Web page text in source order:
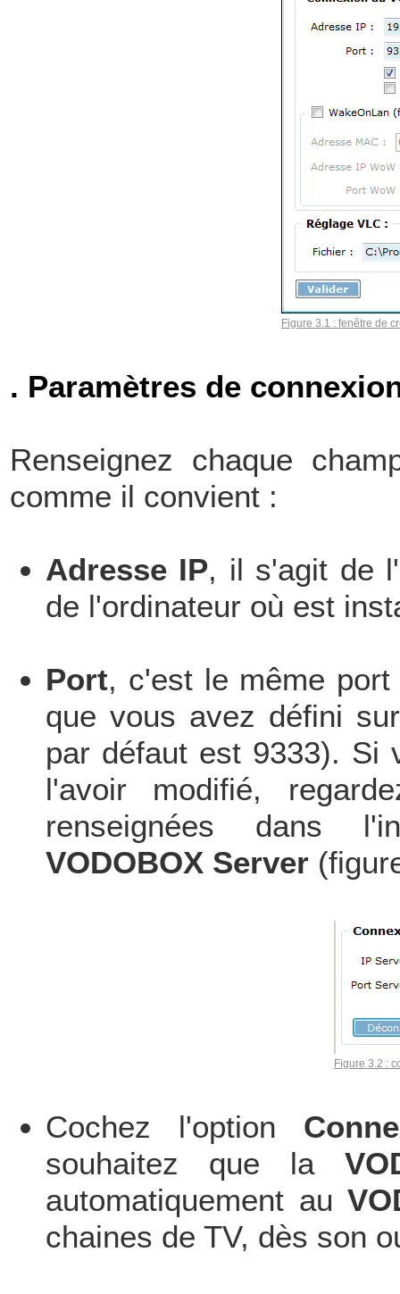
Figure 3.1 : fenêtre de
. Paramètres de
Renseignez chaque
comme il convient :
Adresse IP, il s'agit de
de l'ordinateur où est
Port, c'est le même
que vous avez défini
par défaut est 9333). Si
l'avoir modifié,
renseignées dans
VODOBOX Server
Figure 3.2 :
Cochez l'option
souhaitez que la
automatiquement au
chaines de TV, dès son